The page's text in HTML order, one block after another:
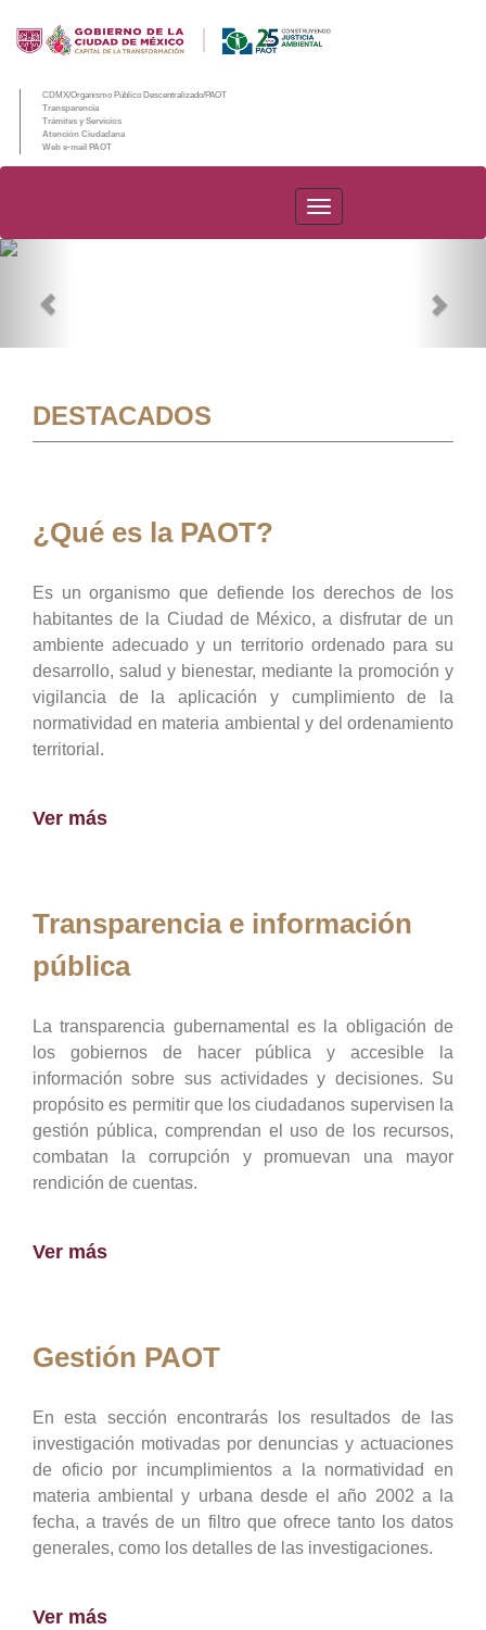
CDMX/Organismo Público Descentralizado/PAOT
Transparencia
Trámites y Servicios
Atención Ciudadana
Web e-mail PAOT
PAOT
DESTACADOS
¿Qué es la PAOT?
Es un organismo que defiende los derechos de los
habitantes de la Ciudad de México, a disfrutar de un
ambiente adecuado y un territorio ordenado para su
desarrollo, salud y bienestar, mediante la promoción y
vigilancia de la aplicación y cumplimiento de la
normatividad en materia ambiental y del ordenamiento
territorial.
Ver más
Transparencia e información
pública
La transparencia gubernamental es la obligación de
los gobiernos de hacer pública y accesible la
información sobre sus actividades y decisiones. Su
propósito es permitir que los ciudadanos supervisen la
gestión pública, comprendan el uso de los recursos,
combatan la corrupción y promuevan una mayor
rendición de cuentas.
Ver más
Gestión PAOT
En esta sección encontrarás los resultados de las
investigación motivadas por denuncias y actuaciones
de oficio por incumplimientos a la normatividad en
materia ambiental y urbana desde el año 2002 a la
fecha, a través de un filtro que ofrece tanto los datos
generales, como los detalles de las investigaciones.
Ver más